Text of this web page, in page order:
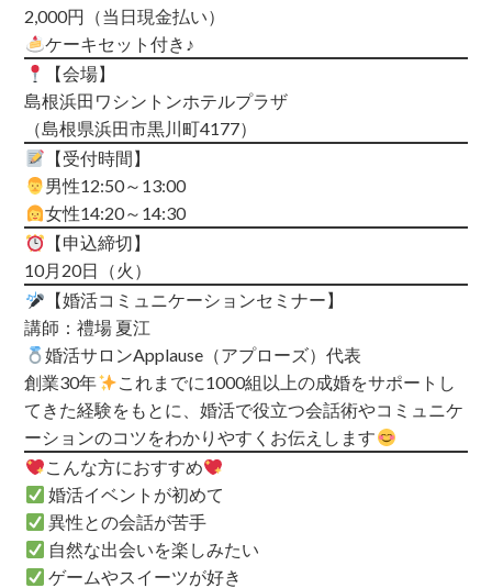
2,000円（当日現金払い）
ケーキセット付き♪
【会場】
島根浜田ワシントンホテルプラザ
（島根県浜田市黒川町4177）
【受付時間】
男性12:50～13:00
女性14:20～14:30
【申込締切】
10月20日（火）
【婚活コミュニケーションセミナー】
講師：禮場 夏江
婚活サロンApplause（アプローズ）代表
創業30年
これまでに1000組以上の成婚をサポートし
てきた経験をもとに、婚活で役立つ会話術やコミュニケ
ーションのコツをわかりやすくお伝えします
こんな方におすすめ
婚活イベントが初めて
異性との会話が苦手
自然な出会いを楽しみたい
ゲームやスイーツが好き